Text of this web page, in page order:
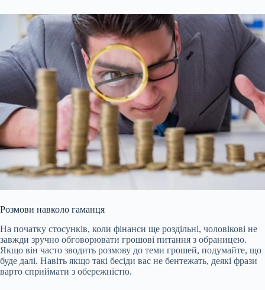
Розмови навколо гаманця
На початку стосунків, коли фінанси ще роздільні, чоловікові не
завжди зручно обговорювати грошові питання з обраницею.
Якщо він часто зводить розмову до теми грошей, подумайте, що
буде далі. Навіть якщо такі бесіди вас не бентежать, деякі фрази
варто сприймати з обережністю.